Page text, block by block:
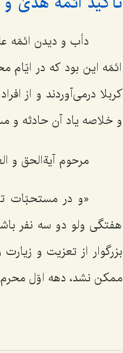
دأب و دیدن ائمّه
ائمّه این بود که در
کربلا درمی‌آوردند و از
و خلاصه یاد آن حادثه و
مرحوم آیةالحق و
«و در مستحبّات
هفتگی ولو دو سه نفر
بزرگوار از تعزیت و
ممکن نشد، دهه اوّل